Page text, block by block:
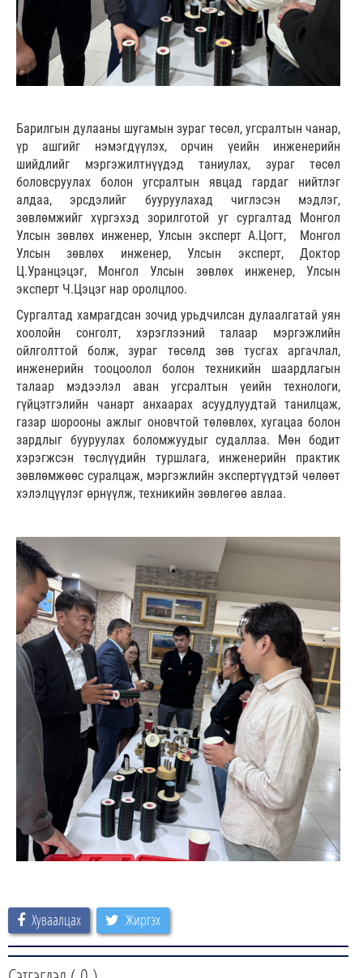
Барилгын дулааны шугамын зураг төсөл, угсралтын чанар,
үр ашгийг нэмэгдүүлэх, орчин үеийн инженерийн
шийдлийг мэргэжилтнүүдэд таниулах, зураг төсөл
боловсруулах болон угсралтын явцад гардаг нийтлэг
алдаа, эрсдэлийг бууруулахад чиглэсэн мэдлэг,
зөвлөмжийг хүргэхэд зорилготой уг сургалтад Монгол
Улсын зөвлөх инженер, Улсын эксперт А.Цогт, Монгол
Улсын зөвлөх инженер, Улсын эксперт, Доктор
Ц.Уранцэцэг, Монгол Улсын зөвлөх инженер, Улсын
эксперт Ч.Цэцэг нар оролцлоо.
Сургалтад хамрагдсан зочид урьдчилсан дулаалгатай уян
хоолойн сонголт, хэрэглээний талаар мэргэжлийн
ойлголттой болж, зураг төсөлд зөв тусгах аргачлал,
инженерийн тооцоолол болон техникийн шаардлагын
талаар мэдээлэл аван угсралтын үеийн технологи,
гүйцэтгэлийн чанарт анхаарах асуудлуудтай танилцаж,
газар шорооны ажлыг оновчтой төлөвлөх, хугацаа болон
зардлыг бууруулах боломжуудыг судаллаа. Мөн бодит
хэрэгжсэн төслүүдийн туршлага, инженерийн практик
зөвлөмжөөс суралцаж, мэргэжлийн экспертүүдтэй чөлөөт
хэлэлцүүлэг өрнүүлж, техникийн зөвлөгөө авлаа.
Хуваалцах Жиргэх